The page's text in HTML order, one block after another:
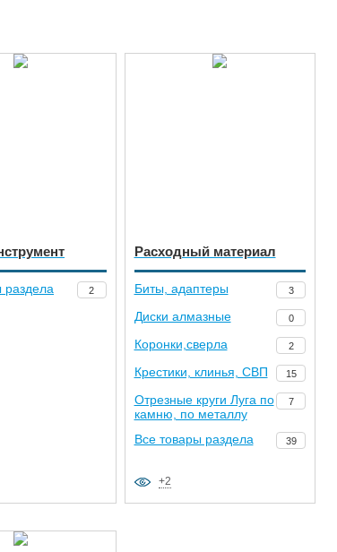
раздела 2
Расходный материал
Биты, адаптеры 3
Диски алмазные 0
Коронки,сверла 2
Крестики, клинья, СВП 15
Отрезные круги Луга по
камню, по металлу
7
Все товары раздела 39
+2